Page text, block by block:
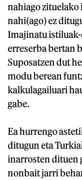
nahiago zituelako
nahi(ago) ez
Imajinatu istiluak-
erreserba bertan
Suposatzen dut
modu berean
kalkulagailuari
gabe.
Ea hurrengo
ditugun eta
inarrosten dituen
nonbait jarri